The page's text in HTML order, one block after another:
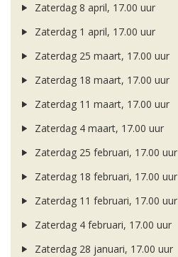
Zaterdag 8 april, 17.00 uur
Zaterdag 1 april, 17.00 uur
Zaterdag 25 maart, 17.00 uur
Zaterdag 18 maart, 17.00 uur
Zaterdag 11 maart, 17.00 uur
Zaterdag 4 maart, 17.00 uur
Zaterdag 25 februari, 17.00 uur
Zaterdag 18 februari, 17.00 uur
Zaterdag 11 februari, 17.00 uur
Zaterdag 4 februari, 17.00 uur
Zaterdag 28 januari, 17.00 uur